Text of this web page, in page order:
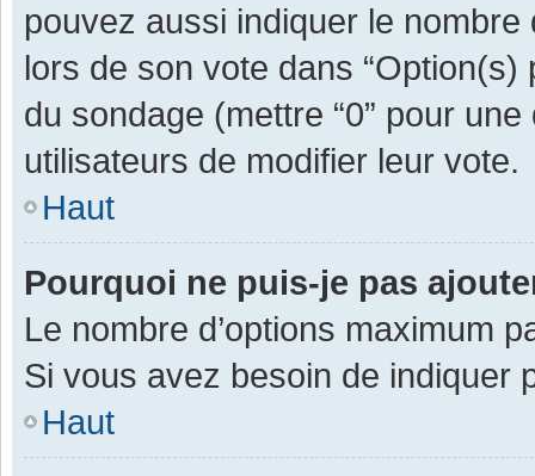
pouvez aussi indiquer le
lors de son vote dans “Option(s)
du sondage (mettre “0” pour
utilisateurs de modifier leur vote.
Haut
Pourquoi ne puis-je pas
Le nombre d’options maximum
Si vous avez besoin de indiquer
Haut